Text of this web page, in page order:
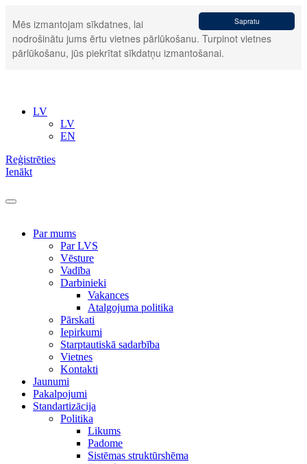
Sapratu
Mēs izmantojam sīkdatnes, lai
nodrošinātu jums ērtu vietnes pārlūkošanu. Turpinot vietnes
pārlūkošanu, jūs piekrītat sīkdatņu izmantošanai.
LV
LV
EN
Reģistrēties
Ienākt
Par mums
Par LVS
Vēsture
Vadība
Darbinieki
Vakances
Atalgojuma politika
Pārskati
Iepirkumi
Starptautiskā sadarbība
Vietnes
Kontakti
Jaunumi
Pakalpojumi
Standartizācija
Politika
Likums
Padome
Sistēmas struktūrshēma